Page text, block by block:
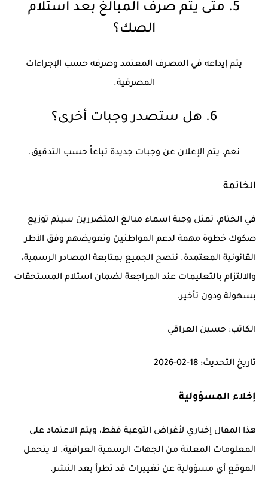
5. متى يتم صرف المبالغ بعد استلام
الصك؟
يتم إيداعه في المصرف المعتمد وصرفه حسب الإجراءات
المصرفية.
6. هل ستصدر وجبات أخرى؟
نعم، يتم الإعلان عن وجبات جديدة تباعاً حسب التدقيق.
الخاتمة
في الختام، تمثل وجبة اسماء مبالغ المتضررين سيتم توزيع
صكوك خطوة مهمة لدعم المواطنين وتعويضهم وفق الأطر
القانونية المعتمدة. ننصح الجميع بمتابعة المصادر الرسمية،
والالتزام بالتعليمات عند المراجعة لضمان استلام المستحقات
بسهولة ودون تأخير.
الكاتب: حسين العراقي
تاريخ التحديث:
إخلاء المسؤولية
هذا المقال إخباري لأغراض التوعية فقط، ويتم الاعتماد على
المعلومات المعلنة من الجهات الرسمية العراقية. لا يتحمل
الموقع أي مسؤولية عن تغييرات قد تطرأ بعد النشر.